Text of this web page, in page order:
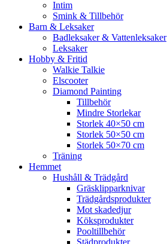
Intim
Smink & Tillbehör
Barn & Leksaker
Badleksaker & Vattenleksaker
Leksaker
Hobby & Fritid
Walkie Talkie
Elscooter
Diamond Painting
Tillbehör
Mindre Storlekar
Storlek 40×50 cm
Storlek 50×50 cm
Storlek 50×70 cm
Träning
Hemmet
Hushåll & Trädgård
Gräsklipparknivar
Trädgårdsprodukter
Mot skadedjur
Köksprodukter
Pooltillbehör
Städprodukter